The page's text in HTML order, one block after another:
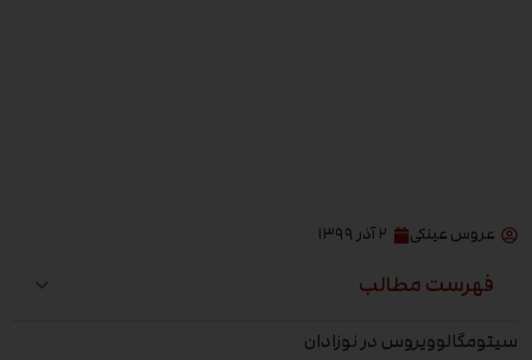
عروس عینکی ۲ آذر ۱۳۹۹
فهرست مطالب
سیتومگالوویروس در نوزادان